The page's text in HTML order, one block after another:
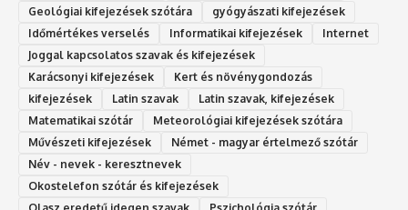
Geológiai kifejezések szótára
gyógyászati kifejezések
Időmértékes verselés
Informatikai kifejezések
Internet
Joggal kapcsolatos szavak és kifejezések
Karácsonyi kifejezések
Kert és növénygondozás
kifejezések
Latin szavak
Latin szavak, kifejezések
Matematikai szótár
Meteorológiai kifejezések szótára
Művészeti kifejezések
Német - magyar értelmező szótár
Név - nevek - keresztnevek
Okostelefon szótár és kifejezések